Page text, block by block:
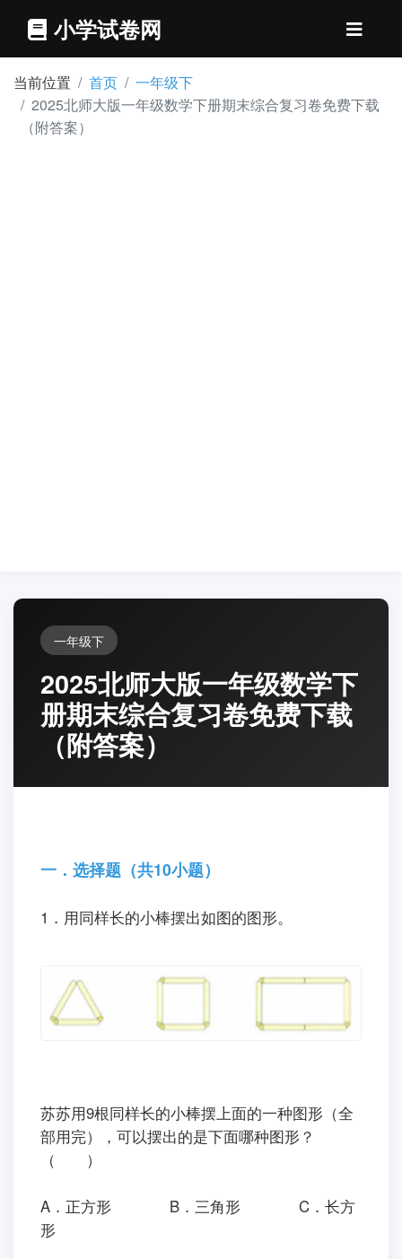
小学试卷网
当前位置 首页
一年级下
2025北师大版一年级数学下册期末综合复习卷免费下载
（附答案）
一年级下
2025北师大版一年级数学下
册期末综合复习卷免费下载
（附答案）
一．选择题（共10小题）
1．用同样长的小棒摆出如图的图形。
苏苏用9根同样长的小棒摆上面的一种图形（全
部用完），可以摆出的是下面哪种图形？
（ ）
A．正方形 B．三角形
C．长方
形